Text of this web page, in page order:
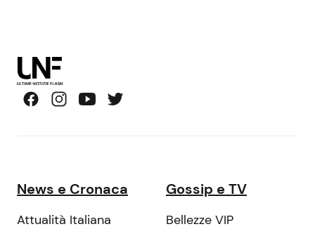
News e Cronaca
Attualità Italiana
Gossip e TV
Bellezze VIP